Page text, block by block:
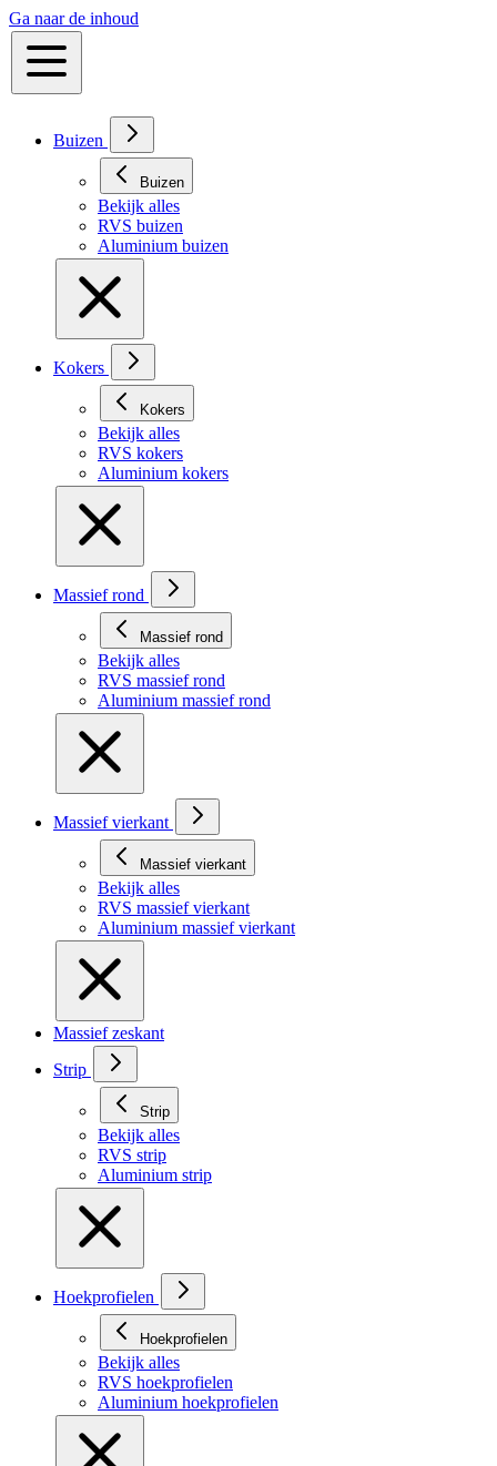
Ga naar de inhoud
Buizen
Buizen
Bekijk alles
RVS buizen
Aluminium buizen
Kokers
Kokers
Bekijk alles
RVS kokers
Aluminium kokers
Massief rond
Massief rond
Bekijk alles
RVS massief rond
Aluminium massief rond
Massief vierkant
Massief vierkant
Bekijk alles
RVS massief vierkant
Aluminium massief vierkant
Massief zeskant
Strip
Strip
Bekijk alles
RVS strip
Aluminium strip
Hoekprofielen
Hoekprofielen
Bekijk alles
RVS hoekprofielen
Aluminium hoekprofielen